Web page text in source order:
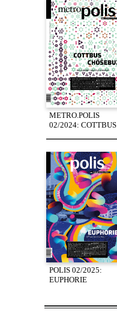
METRO.POLIS
02/2024: COTTBUS
POLIS 02/2025:
EUPHORIE